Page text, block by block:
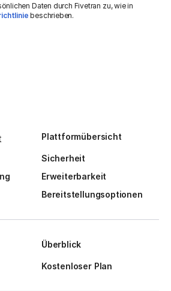
Daten durch Fivetran zu, wie in
beschrieben.
Plattformübersicht
Sicherheit
Erweiterbarkeit
Bereitstellungsoptionen
Überblick
Kostenloser Plan